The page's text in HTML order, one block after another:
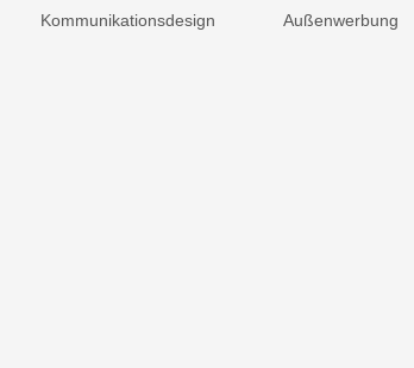
Kommunikationsdesign
Außenwerbung